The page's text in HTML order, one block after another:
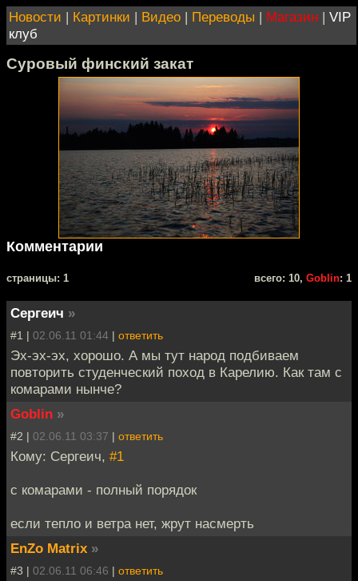
Новости | Картинки | Видео | Переводы | Магазин | VIP
клуб
Суровый финский закат
Комментарии
cтраницы: 1 всего: 10, Goblin: 1
Сергеич »
#1 | 02.06.11 01:44 | ответить
Эх-эх-эх, хорошо. А мы тут народ подбиваем
повторить студенческий поход в Карелию. Как там с
комарами нынче?
Goblin »
#2 | 02.06.11 03:37 | ответить
Кому: Сергеич, #1
с комарами - полный порядок
если тепло и ветра нет, жрут насмерть
EnZo Matrix »
#3 | 02.06.11 06:46 | ответить